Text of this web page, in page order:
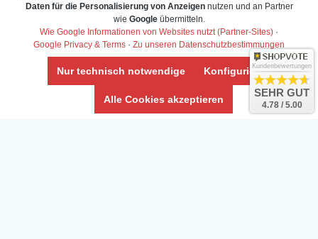
Daten­schutz­erklärung
Widerrufs­recht /Widerrufs­formular
AGB & Info
Impressum
Umwelt und Entsorgung
Vertrag widerrufen
Daten für die Personalisierung von Anzeigennutzen und an Partner
wie Googleübermitteln.
Wie Google Informationen von Websites nutzt (Partner-Sites) ·
Google Privacy & Terms · Zu unseren Datenschutzbestimmungen
Nur technisch notwendige Konfigurieren
Alle Cookies akzeptieren
Kundenbewertungen
SEHR GUT
4.78 / 5.00